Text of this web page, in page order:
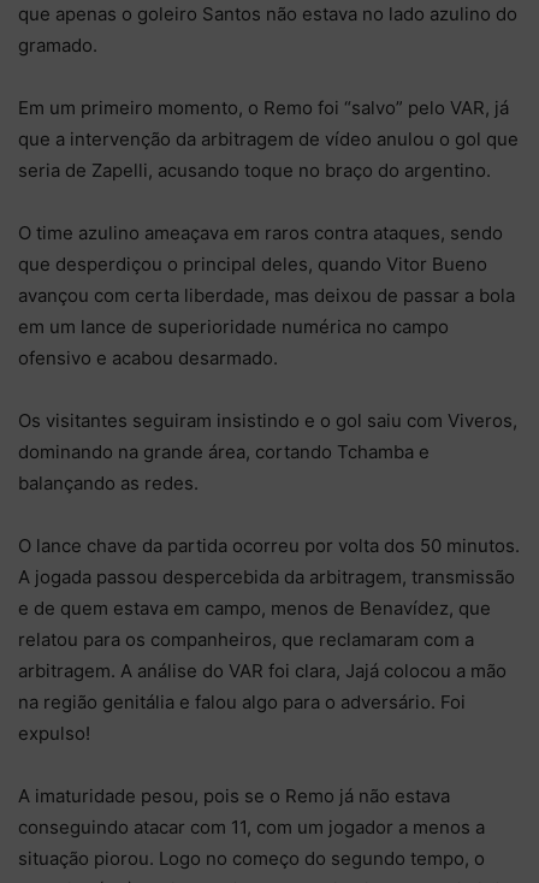
que apenas o goleiro Santos não estava no lado azulino do
gramado.
Em um primeiro momento, o Remo foi “salvo” pelo VAR, já
que a intervenção da arbitragem de vídeo anulou o gol que
seria de Zapelli, acusando toque no braço do argentino.
O time azulino ameaçava em raros contra ataques, sendo
que desperdiçou o principal deles, quando Vitor Bueno
avançou com certa liberdade, mas deixou de passar a bola
em um lance de superioridade numérica no campo
ofensivo e acabou desarmado.
Os visitantes seguiram insistindo e o gol saiu com Viveros,
dominando na grande área, cortando Tchamba e
balançando as redes.
O lance chave da partida ocorreu por volta dos 50 minutos.
A jogada passou despercebida da arbitragem, transmissão
e de quem estava em campo, menos de Benavídez, que
relatou para os companheiros, que reclamaram com a
arbitragem. A análise do VAR foi clara, Jajá colocou a mão
na região genitália e falou algo para o adversário. Foi
expulso!
A imaturidade pesou, pois se o Remo já não estava
conseguindo atacar com 11, com um jogador a menos a
situação piorou. Logo no começo do segundo tempo, o